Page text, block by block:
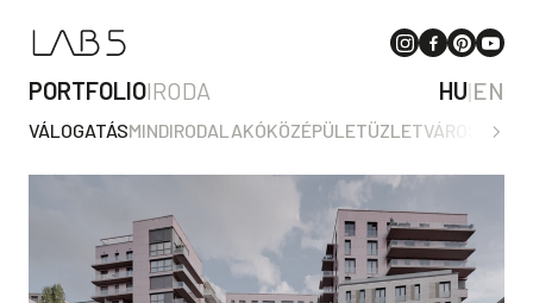
PORTFOLIOIRODA HU|EN
VÁLOGATÁSMINDIRODALAKÓKÖZÉPÜLETÜZLET